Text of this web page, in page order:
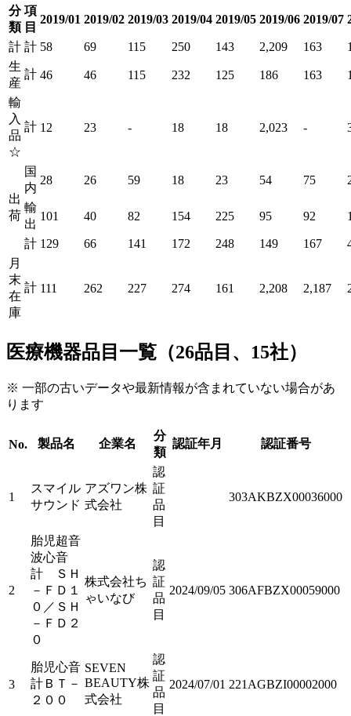
分
類
項
目
2019/01 2019/02 2019/03 2019/04 2019/05 2019/06 2019/07
計 計 58 69 115 250 143 2,209 163
生
産
計 46 46 115 232 125 186 163
輸
入
品
☆
計 12 23 - 18 18 2,023 -
出
荷
国
内
28 26 59 18 23 54 75
輸
出
101 40 82 154 225 95 92
計 129 66 141 172 248 149 167
月
末
在
庫
計 111 262 227 274 161 2,208 2,187
医療機器品目一覧（26品目、15社）
※ 一部の古いデータや最新情報が含まれていない場合があ
ります
No. 製品名 企業名
分
類
認証年月 認証番号
1
スマイル
サウンド
アズワン株
式会社
認
証
品
目
303AKBZX00036000
2
胎児超音
波心音
計 ＳＨ
－ＦＤ１
０／ＳＨ
－ＦＤ２
０
株式会社ち
ゃいなび
認
証
品
目
2024/09/05 306AFBZX00059000
3
胎児心音
計ＢＴ－
２００
SEVEN
BEAUTY株
式会社
認
証
品
目
2024/07/01 221AGBZI00002000